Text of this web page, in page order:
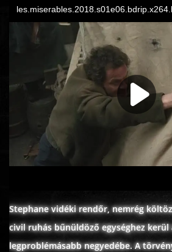
Stephane vidéki rendőr, nemrég
civil ruhás bűnüldöző egységhez kerül
legproblémásabb negyedébe. A